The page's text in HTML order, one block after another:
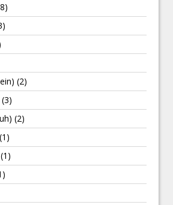
(2)
(3)
(2)
(1)